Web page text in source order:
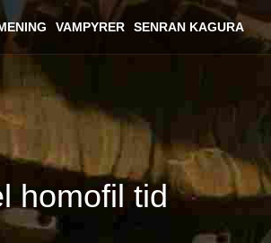
VAMPYRER SENRAN KAGURA
homofil tid